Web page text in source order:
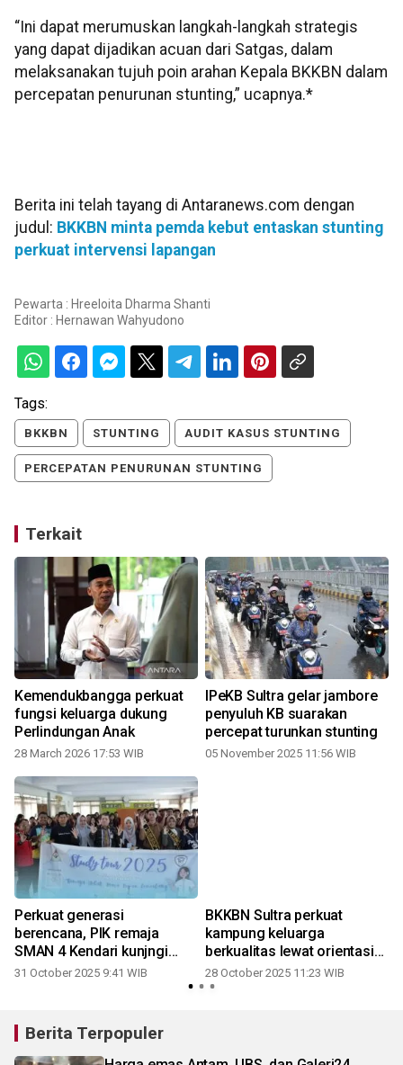
“Ini dapat merumuskan langkah-langkah strategis
yang dapat dijadikan acuan dari Satgas, dalam
melaksanakan tujuh poin arahan Kepala BKKBN dalam
percepatan penurunan stunting,” ucapnya.*
Berita ini telah tayang di Antaranews.com dengan
judul: BKKBN minta pemda kebut entaskan stunting
perkuat intervensi lapangan
Pewarta : Hreeloita Dharma Shanti
Editor : Hernawan Wahyudono
Tags:
BKKBN STUNTING AUDIT KASUS STUNTING
PERCEPATAN PENURUNAN STUNTING
Terkait
Kemendukbangga perkuat
fungsi keluarga dukung
Perlindungan Anak
28 March 2026 17:53 WIB
IPeKB Sultra gelar jambore
penyuluh KB suarakan
percepat turunkan stunting
05 November 2025 11:56 WIB
Perkuat generasi
berencana, PIK remaja
SMAN 4 Kendari kunjngi
BKKBN Sultra
31 October 2025 9:41 WIB
BKKBN Sultra perkuat
kampung keluarga
berkualitas lewat orientasi
lintas sektor
28 October 2025 11:23 WIB
Berita Terpopuler